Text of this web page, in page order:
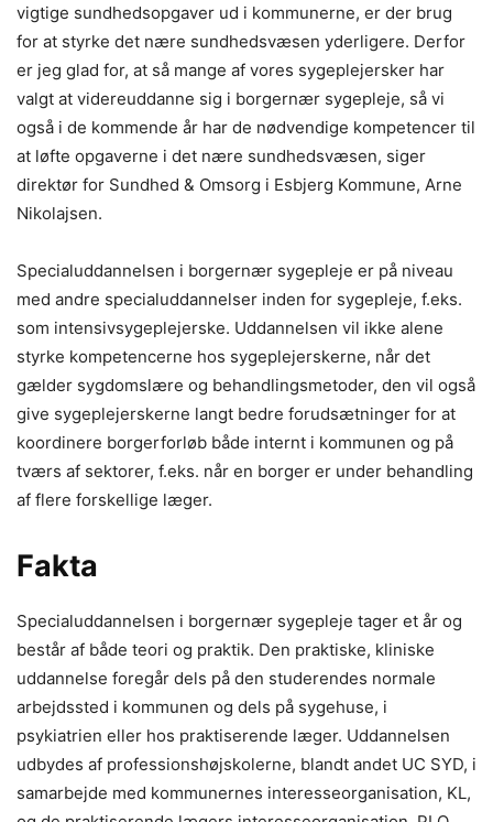
vigtige sundhedsopgaver ud i kommunerne, er der brug
for at styrke det nære sundhedsvæsen yderligere. Derfor
er jeg glad for, at så mange af vores sygeplejersker har
valgt at videreuddanne sig i borgernær sygepleje, så vi
også i de kommende år har de nødvendige kompetencer til
at løfte opgaverne i det nære sundhedsvæsen, siger
direktør for Sundhed & Omsorg i Esbjerg Kommune, Arne
Nikolajsen.
Specialuddannelsen i borgernær sygepleje er på niveau
med andre specialuddannelser inden for sygepleje, f.eks.
som intensivsygeplejerske. Uddannelsen vil ikke alene
styrke kompetencerne hos sygeplejerskerne, når det
gælder sygdomslære og behandlingsmetoder, den vil også
give sygeplejerskerne langt bedre forudsætninger for at
koordinere borgerforløb både internt i kommunen og på
tværs af sektorer, f.eks. når en borger er under behandling
af flere forskellige læger.
Fakta
Specialuddannelsen i borgernær sygepleje tager et år og
består af både teori og praktik. Den praktiske, kliniske
uddannelse foregår dels på den studerendes normale
arbejdssted i kommunen og dels på sygehuse, i
psykiatrien eller hos praktiserende læger. Uddannelsen
udbydes af professionshøjskolerne, blandt andet UC SYD, i
samarbejde med kommunernes interesseorganisation, KL,